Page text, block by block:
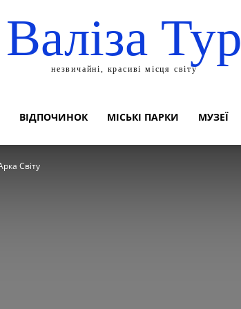
Валіза Тур
незвичайні, красиві місця світу
ВІДПОЧИНОК МІСЬКІ ПАРКИ МУЗЕЇ
Світу